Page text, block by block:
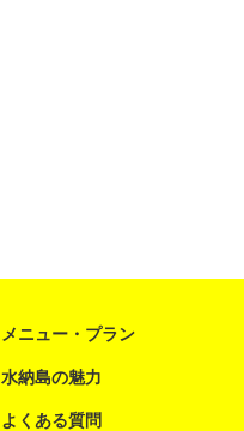
メニュー・プラン
水納島の魅力
よくある質問